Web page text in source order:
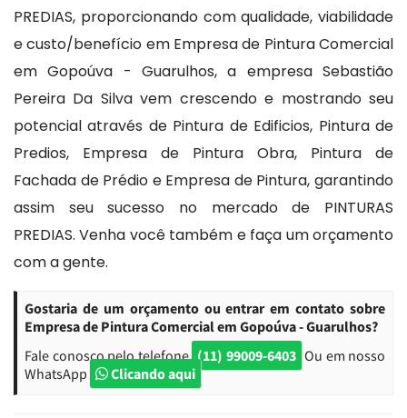
PREDIAS, proporcionando com qualidade, viabilidade
e custo/benefício em Empresa de Pintura Comercial
em Gopoúva - Guarulhos, a empresa Sebastião
Pereira Da Silva vem crescendo e mostrando seu
potencial através de Pintura de Edificios, Pintura de
Predios, Empresa de Pintura Obra, Pintura de
Fachada de Prédio e Empresa de Pintura, garantindo
assim seu sucesso no mercado de PINTURAS
PREDIAS. Venha você também e faça um orçamento
com a gente.
Gostaria de um orçamento ou entrar em contato sobre
Empresa de Pintura Comercial em Gopoúva - Guarulhos?
Fale conosco pelo telefone (11) 99009-6403 Ou em nosso
WhatsApp
Clicando aqui